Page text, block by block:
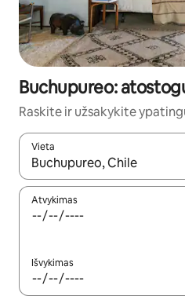
Buchupureo:
Raskite ir užsakykite
Vieta
Kai pasirodys paieškos
Atvykimas
Išvykimas